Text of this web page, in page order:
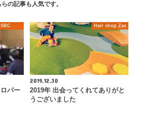
らの記事も人気です。
SBC
パー
Hair shop Zac
2019.12.30
2019年 出会ってくれてありがと
うございました